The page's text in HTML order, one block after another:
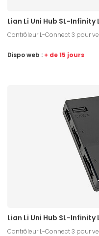
Lian Li Uni Hub SL-
Contrôleur L-Connect 3 pour
Dispo web : + de 15 jours
Lian Li Uni Hub SL-
Contrôleur L-Connect 3 pour